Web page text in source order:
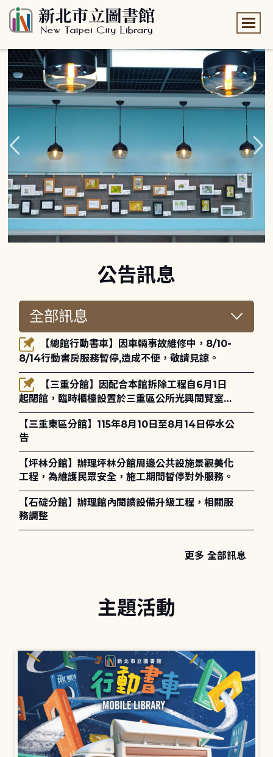
公告訊息
8/14行動書房服務暫停,造成不便，敬請見諒。
起閉館，臨時櫃檯設置於三重區公所光興閱覽室，
造成不便，敬請見諒。
【三重東區分館】115年8月10日至8月14日停水公
告
【坪林分館】辦理坪林分館周邊公共設施景觀美化
工程，為維護民眾安全，施工期間暫停對外服務。
【石碇分館】辦理館內閱讀設備升級工程，相關服
務調整
更多 全部訊息
主題活動